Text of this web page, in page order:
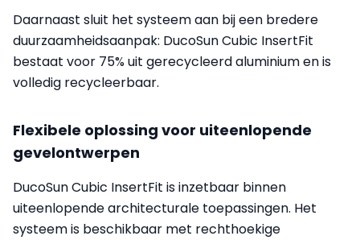
Daarnaast sluit het systeem aan bij een bredere
duurzaamheidsaanpak: DucoSun Cubic InsertFit
bestaat voor 75% uit gerecycleerd aluminium en is
volledig recycleerbaar.
Flexibele oplossing voor uiteenlopende
gevelontwerpen
DucoSun Cubic InsertFit is inzetbaar binnen
uiteenlopende architecturale toepassingen. Het
systeem is beschikbaar met rechthoekige